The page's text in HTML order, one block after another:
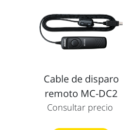
Cable de disparo
remoto MC-DC2
Consultar precio